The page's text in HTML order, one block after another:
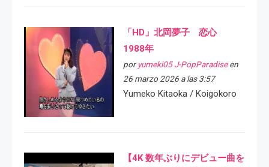
「HD」北岡夢子 恋心
1988年
por yumeki05 J-PopParadiseen
26 marzo 2026 a las 3:57
Yumeko Kitaoka / Koigokoro
【4K 数年ぶりにデビュー曲を